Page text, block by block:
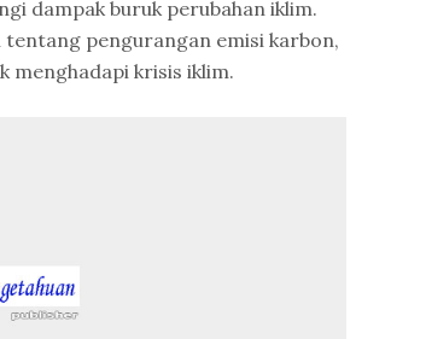
dampak buruk perubahan iklim.
pengurangan emisi karbon,
menghadapi krisis iklim.